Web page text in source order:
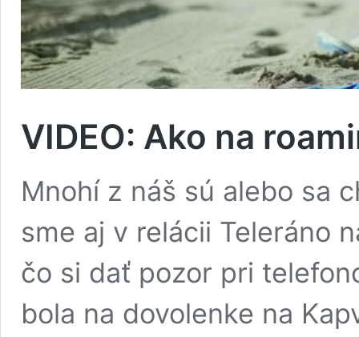
VIDEO: Ako na
Mnohí z náš sú alebo sa
sme aj v relácii Teleráno
čo si dať pozor pri
bola na dovolenke na